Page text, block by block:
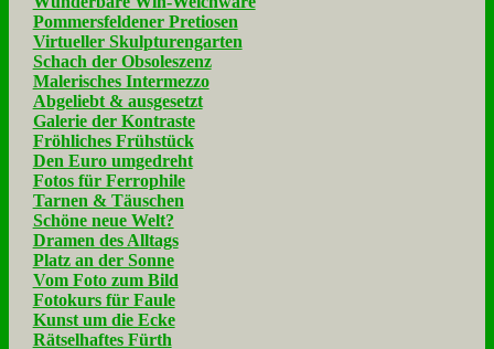
Pommersfeldener Pretiosen
Virtueller Skulpturengarten
Schach der Obsoleszenz
Malerisches Intermezzo
Abgeliebt & ausgesetzt
Galerie der Kontraste
Fröhliches Frühstück
Den Euro umgedreht
Fotos für Ferrophile
Tarnen & Täuschen
Schöne neue Welt?
Dramen des Alltags
Platz an der Sonne
Vom Foto zum Bild
Fotokurs für Faule
Kunst um die Ecke
Rätselhaftes Fürth